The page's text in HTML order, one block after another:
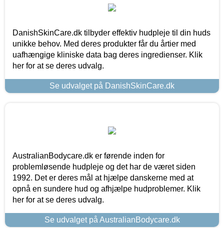
DanishSkinCare.dk tilbyder effektiv hudpleje til din huds
unikke behov. Med deres produkter får du årtier med
uafhængige kliniske data bag deres ingredienser. Klik
her for at se deres udvalg.
Se udvalget på DanishSkinCare.dk
AustralianBodycare.dk er førende inden for
problemløsende hudpleje og det har de været siden
1992. Det er deres mål at hjælpe danskerne med at
opnå en sundere hud og afhjælpe hudproblemer. Klik
her for at se deres udvalg.
Se udvalget på AustralianBodycare.dk